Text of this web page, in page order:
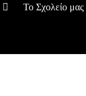
Το Σχολείο μας